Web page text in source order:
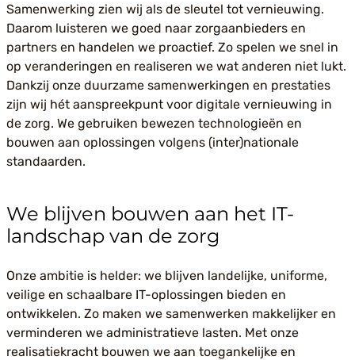
Samenwerking zien wij als de sleutel tot vernieuwing.
Daarom luisteren we goed naar zorgaanbieders en
partners en handelen we proactief. Zo spelen we snel in
op veranderingen en realiseren we wat anderen niet lukt.
Dankzij onze duurzame samenwerkingen en prestaties
zijn wij hét aanspreekpunt voor digitale vernieuwing in
de zorg. We gebruiken bewezen technologieën en
bouwen aan oplossingen volgens (inter)nationale
standaarden.
We blijven bouwen aan het IT-
landschap van de zorg
Onze ambitie is helder: we blijven landelijke, uniforme,
veilige en schaalbare IT-oplossingen bieden en
ontwikkelen. Zo maken we samenwerken makkelijker en
verminderen we administratieve lasten. Met onze
realisatiekracht bouwen we aan toegankelijke en